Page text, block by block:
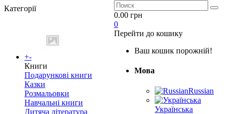
Категорії
+-
Книги
Подарункові книги
Казки
Розмальовки
Навчальні книги
Дитяча література
0.00 грн
0
Перейти до кошику
Ваш кошик порожній!
Мова
Russian
Українська